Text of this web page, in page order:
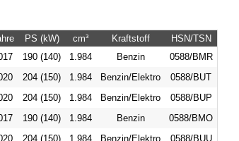
PS (kW) cm³ Kraftstoff
HSN/TSN
190 (140) 1.984 Benzin
0588/BMR
204 (150) 1.984 Benzin/Elektro
0588/BUT
204 (150) 1.984 Benzin/Elektro
0588/BUP
190 (140) 1.984 Benzin
0588/BMO
204 (150) 1.984 Benzin/Elektro 0588/BUU